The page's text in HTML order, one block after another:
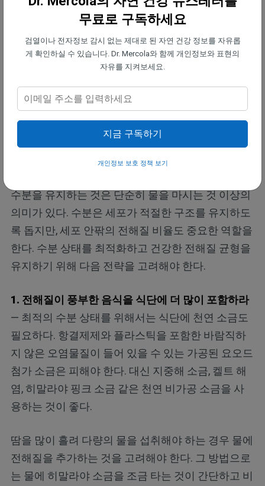
형을 초래할 수 있다.
나트륨 농도가 135 mEq/L 이하로 떨어지면 체액이
세포로, 특히 뇌세포로 이동해 뇌부종이라 불리는 상
통, 메스꺼움, 구토 등의 증상을 초래한다. 물 중독의
다른 증상으로는 혈압 상승, 복시, 혼란, 졸림 등이 있
수분을 유지하는 것은 단순히 물을 마시는 것 이상의
의미가 있다. 수분은 세포가 적절한 구조를 유지하도
록 돕지만, 세포 안팎의 전해질 비율도 중요한 역할을
한다. 수분 상태를 최적화하고 건강한 전해질 균형을
유지하기 위해 다음 전략을 고려해야 한다.
1. 전해질이 풍부한 음식을 식단에 더 많이 포함하라
— 최적의 수분 상태를 위해서는 식단에 천연 소금도
필요하다. 항결제제와 플라스틱을 포함한 바람직하
지 않은 오염물질이 들어 있을 수 있는 가공된 요오드
첨가 소금은 피해야 한다. 대신 지중해 소금, 켈트 해
염, 히말라야 핑크 소금 같은 천연 비가공 소금을 사
용하는 것이 좋다.
땀을 많이 흘려 다량의 물을 섭취해야 하는 경우 물에
전해질을 추가하는 것을 고려해야 한다. 그 방법으로
는 물에 히말라야 소금을 조금 타는 것이 간단하고 비
무료로 구독하세요
검열이나 전자정보 감시 없는 제대로 된 자연 건강 정보를 자유롭
게 확인하실 수 있습니다. Dr. Mercola와 함께 개인정보와 표현의
자유를 지켜보세요.
지금 구독하기
개인정보 보호 정책 보기